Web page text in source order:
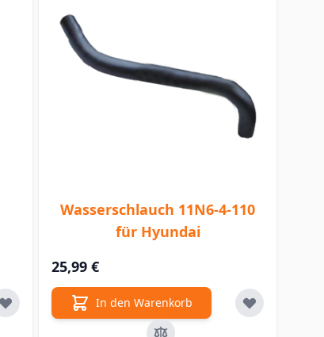
Wasserschlauch 11N6-4-110
für Hyundai
25,99 €
In den Warenkorb